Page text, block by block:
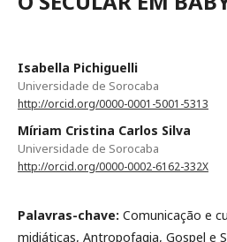
Isabella Pichiguelli
Universidade de Sorocaba
http://orcid.org/0000-0001-5001-5313
Míriam Cristina Carlos Silva
Universidade de Sorocaba
http://orcid.org/0000-0002-6162-332X
Palavras-chave: Comunicação e
midiáticas, Antropofagia, Gospel e